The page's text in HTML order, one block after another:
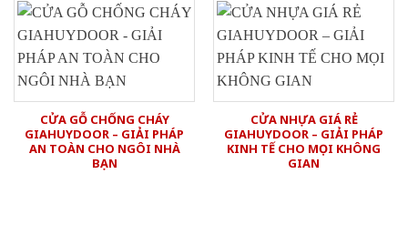
CỬA GỖ CHỐNG CHÁY
GIAHUYDOOR – GIẢI PHÁP
AN TOÀN CHO NGÔI NHÀ
BẠN
CỬA NHỰA GIÁ RẺ
GIAHUYDOOR – GIẢI PHÁP
KINH TẾ CHO MỌI KHÔNG
GIAN